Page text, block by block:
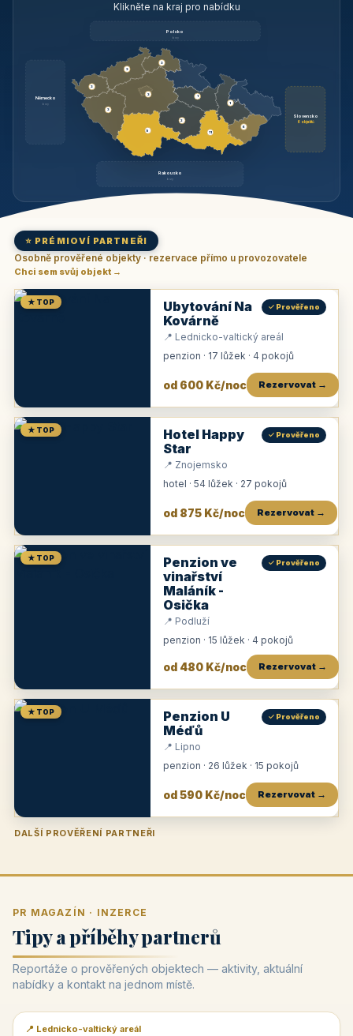
Klikněte na kraj pro nabídku
Polsko
brzy
Německo
brzy
Slovensko
6 objektů
Rakousko
brzy
3
9
3
3
3
3
1
2
11
1
6
⭐ PRÉMIOVÍ PARTNEŘI
Osobně prověřené objekty · rezervace přímo u provozovatele
Chci sem svůj objekt →
★ TOP
Ubytování Na
Kovárně
✓ Prověřeno
📍 Lednicko-valtický areál
penzion · 17 lůžek · 4 pokojů
od 600 Kč/noc Rezervovat →
★ TOP
Hotel Happy
Star
✓ Prověřeno
📍 Znojemsko
hotel · 54 lůžek · 27 pokojů
od 875 Kč/noc Rezervovat →
★ TOP
Penzion ve
vinařství
Maláník -
Osička
✓ Prověřeno
📍 Podluží
penzion · 15 lůžek · 4 pokojů
od 480 Kč/noc Rezervovat →
★ TOP
Penzion U
Méďů
✓ Prověřeno
📍 Lipno
penzion · 26 lůžek · 15 pokojů
od 590 Kč/noc Rezervovat →
DALŠÍ PROVĚŘENÍ PARTNEŘI
Penzion U Zámku Pension Faber
PR MAGAZÍN · INZERCE
Tipy a příběhy partnerů
Reportáže o prověřených objektech — aktivity, aktuální
nabídky a kontakt na jednom místě.
📰 PR článek
📍 Lednicko-valtický areál